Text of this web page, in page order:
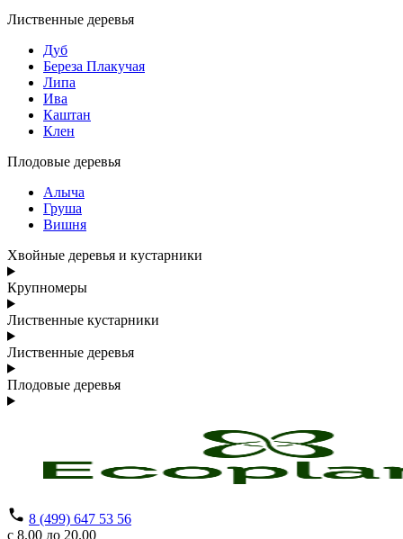
Лиственные деревья
Дуб
Береза Плакучая
Липа
Ива
Каштан
Клен
Плодовые деревья
Алыча
Груша
Вишня
Хвойные деревья и кустарники
Крупномеры
Лиственные кустарники
Лиственные деревья
Плодовые деревья
8 (499) 647 53 56
с 8.00 до 20.00